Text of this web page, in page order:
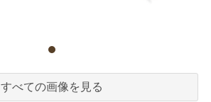
すべての画像を見る